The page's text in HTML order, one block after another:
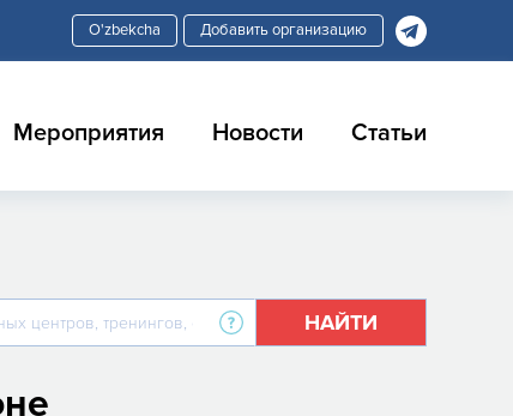
Добавить организацию
Мероприятия Новости Статьи
НАЙТИ